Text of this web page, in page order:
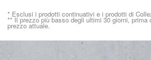
* Esclusi i prodotti continuativi e i prodotti di
** Il prezzo più basso degli ultimi 30 giorni, prima
prezzo attuale.